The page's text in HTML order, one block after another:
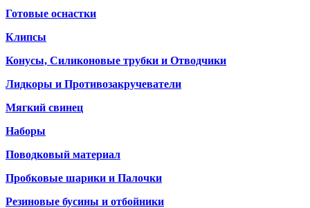
Готовые оснастки
Клипсы
Конусы, Силиконовые трубки и Отводчики
Лидкоры и Противозакручеватели
Мягкий свинец
Наборы
Поводковый материал
Пробковые шарики и Палочки
Резиновые бусины и отбойники